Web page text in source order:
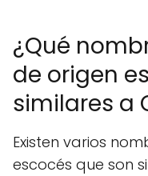
¿Qué
de origen
similares a
Existen varios
escocés que son